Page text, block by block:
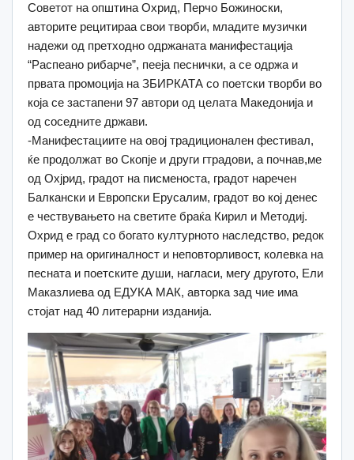
Советот на општина Охрид, Перчо Божиноски,
авторите рецитираа свои творби, младите музички
надежи од претходно одржаната манифестација
“Распеано рибарче”, пееја песнички, а се одржа и
првата промоција на ЗБИРКАТА со поетски творби во
која се застапени 97 автори од целата Македонија и
од соседните држави.
-Манифестациите на овој традиционален фестивал,
ќе продолжат во Скопје и други гтрадови, а почнав,ме
од Охјрид, градот на писменоста, градот наречен
Балкански и Европски Ерусалим, градот во кој денес
е чествувањето на светите браќа Кирил и Методиј.
Охрид е град со богато културното наследство, редок
пример на оригиналност и неповторливост, колевка на
песната и поетските души, нагласи, мегу другото, Ели
Маказлиева од ЕДУКА МАК, авторка зад чие има
стојат над 40 литерарни изданија.